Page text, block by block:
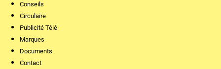
Conseils
Circulaire
Publicité Télé
Marques
Documents
Contact